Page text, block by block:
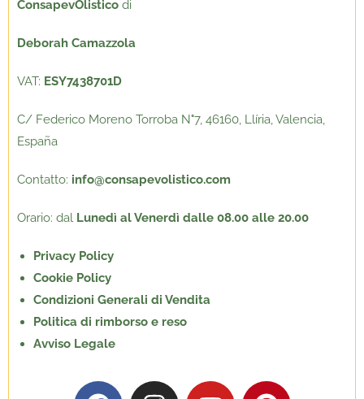
ConsapevOlistico di
Deborah Camazzola
VAT: ESY7438701D
C/ Federico Moreno Torroba N°7, 46160, Llíria, Valencia,
España
Contatto: info@consapevolistico.com
Orario: dal Lunedì al Venerdì dalle 08.00 alle 20.00
Privacy Policy
Cookie Policy
Condizioni Generali di Vendita
Politica di rimborso e reso
Avviso Legale